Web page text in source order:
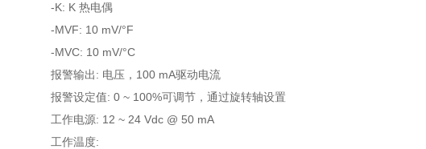
-K: K 热电偶
-MVF: 10 mV/°F
-MVC: 10 mV/°C
报警输出: 电压，100 mA驱动电流
报警设定值: 0 ~ 100%可调节，通过旋转轴设置
工作电源: 12 ~ 24 Vdc @ 50 mA
工作温度: